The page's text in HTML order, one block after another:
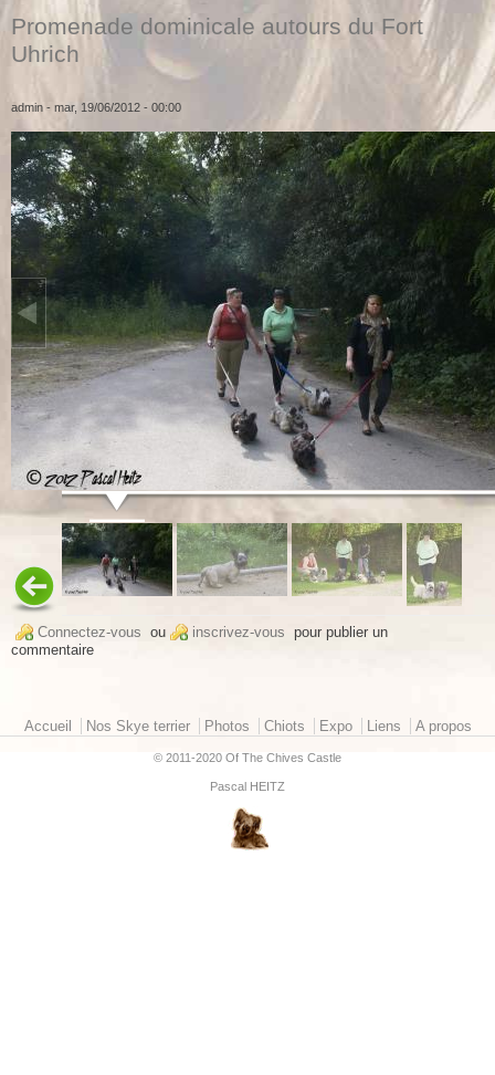
Promenade dominicale autours du Fort
Uhrich
admin - mar, 19/06/2012 - 00:00
Connectez-vous ou inscrivez-vous pour publier un
commentaire
Menu principal
Accueil Nos Skye terrier Photos Chiots Expo Liens A propos
© 2011-2020 Of The Chives Castle
Pascal HEITZ